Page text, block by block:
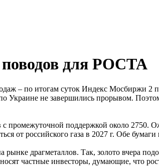
для РОСТА
– по итогам суток Индекс Мосбиржи
Украине не завершились прорывом.
с промежуточной поддержкой около
от российского газа в 2027 г. Обе
драгметаллов. Так, золото вчера
частные инвесторы, думающие, что